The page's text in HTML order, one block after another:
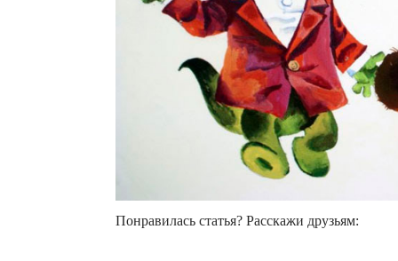
Понравилась статья? Расскажи друзьям: